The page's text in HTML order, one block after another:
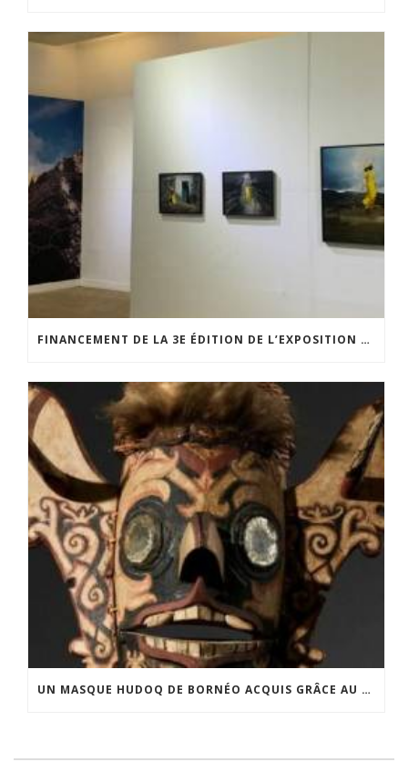
FINANCEMENT DE LA 3E ÉDITION DE L’EXPOSITION DU PRIX POUR LA PHOTOGRAPHIE PAR LE CERCLE POUR LA PHOTOGRAPHIE ET L’ART CONTEMPORAIN
UN MASQUE HUDOQ DE BORNÉO ACQUIS GRÂCE AU SOUTIEN DU CERCLE LÉVI-STRAUSS